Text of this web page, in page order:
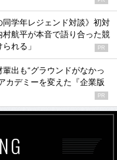
同学年レジェンド対談》初対
航平が本音で語り合った競
れる」
PR
輩出も“グラウンドがなかっ
カデミーを変えた『企業版
PR